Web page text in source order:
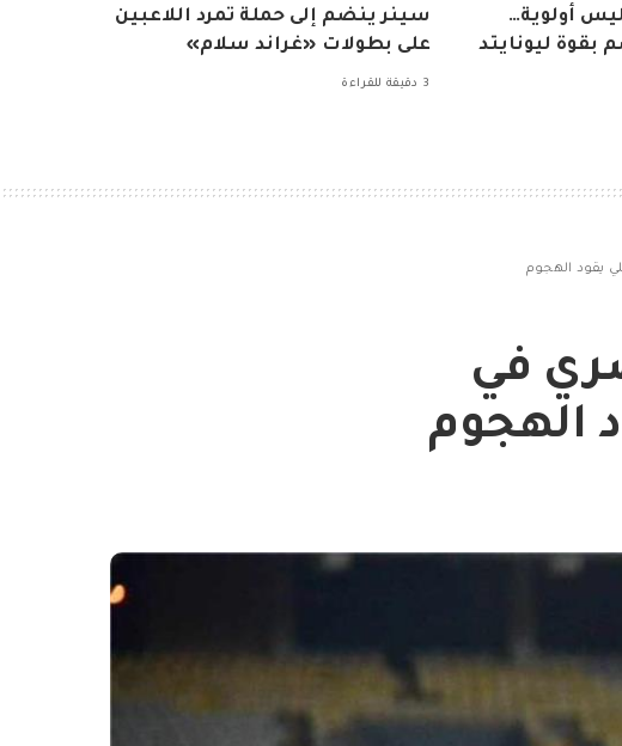
أولوية…
بقوة ليونايتد
سينر ينضم إلى حملة تمرد اللاعبين
على بطولات «غراند سلام»
3 دقيقة للقراءة
يقود الهجوم
في
الهجوم